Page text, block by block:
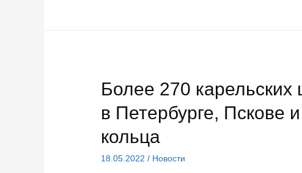
Более 270
в Петербурге, Пскове
кольца
18.05.2022 / Новости